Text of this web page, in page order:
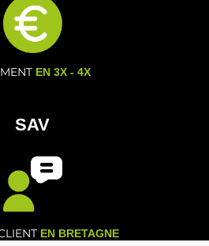
EN 3X - 4X
SAV
EN BRETAGNE